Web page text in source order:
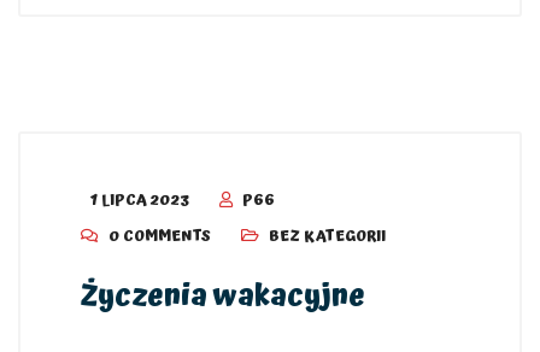
1 LIPCA 2023
P66
0 COMMENTS
BEZ KATEGORII
Życzenia wakacyjne